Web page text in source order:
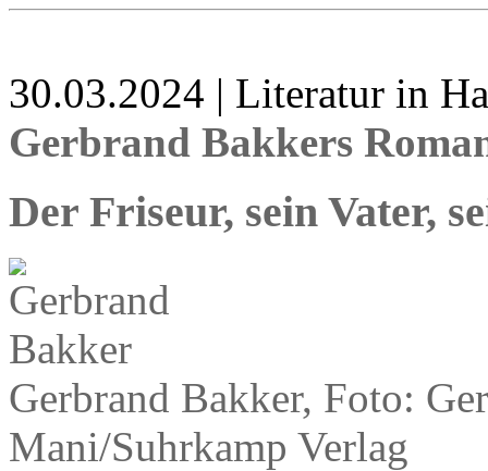
30.03.2024 | Literatur in
Gerbrand Bakkers
Der Friseur, sein Vater,
Gerbrand Bakker, Foto:
Mani/Suhrkamp Verlag